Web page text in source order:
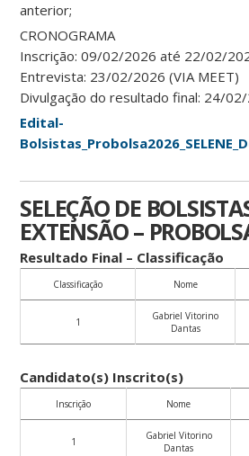
anterior;
CRONOGRAMA
Inscrição: 09/02/2026 até 22/02/
Entrevista: 23/02/2026 (VIA MEET)
Divulgação do resultado final: 24/
Edital-
SELEÇÃO DE
EXTENSÃO –
Resultado Final – Classificação
Classificação Nome
1
Gabriel Vitorino
Dantas
Candidato(s) Inscrito(s)
Inscrição Nome
1
Gabriel Vitorino
Dantas